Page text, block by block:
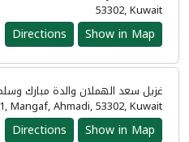
53302, Kuwait
Show in Map
Directions
1, Mangaf, Ahmadi, 53302, Kuwait
Show in Map
Directions